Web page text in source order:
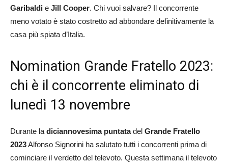
Garibaldi e Jill Cooper. Chi vuoi salvare? Il concorrente
meno votato è stato costretto ad abbondare definitivamente la
casa più spiata d’Italia.
Nomination Grande Fratello 2023:
chi è il concorrente eliminato di
lunedì 13 novembre
Durante ladiciannovesima puntatadel Grande Fratello
2023Alfonso Signorini ha salutato tutti i concorrenti prima di
cominciare il verdetto del televoto. Questa settimana il televoto